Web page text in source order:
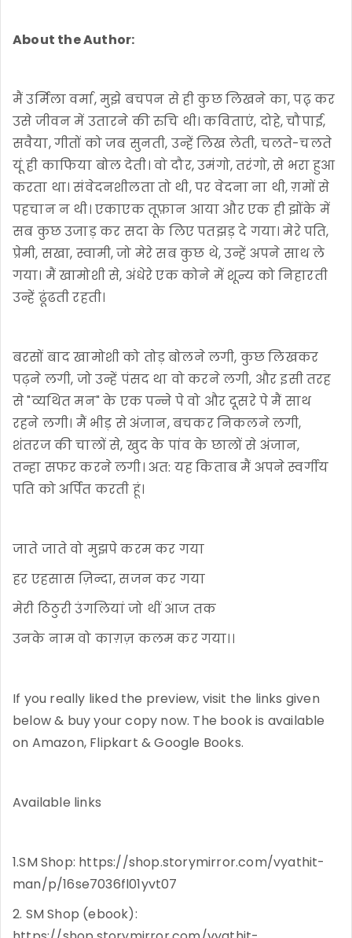
About the Author:
मैं उर्मिला वर्मा, मुझे बचपन से ही कुछ लिखने का, पढ़़ कर
उसे जीवन में उतारने की रुचि थी। कविताएं, दोहे, चौपाई,
सवैया, गीतों को जब सुनती, उन्हें लिख लेती, चलते-चलते
यूं ही काफिया बोल देती। वो दौर, उमंगो, तरंगो, से भरा हुआ
करता था। संवेदनशीलता तो थी, पर वेदना ना थी, ग़मों से
पहचान न थी। एकाएक तूफ़ान आया और एक ही झोंके में
सब कुछ उजाड़ कर सदा के लिए पतझड़ दे गया। मेरे पति,
प्रेमी, सखा, स्वामी, जो मेरे सब कुछ थे, उन्हें अपने साथ ले
गया। मैं खामोशी से, अंधेरे एक कोने में शून्य को निहारती
उन्हें ढूंढती रहती।
बरसों बाद खामोशी को तोड़ बोलने लगी, कुछ लिखकर
पढ़ने लगी, जो उन्हें पंसद था वो करने लगी, और इसी तरह
से "व्यथित मन" के एक पन्ने पे वो और दूसरे पे मैं साथ
रहने लगी। मैं भीड़ से अंजान, बचकर निकलने लगी,
शंतरज की चालों से, खुद के पांव के छालों से अंजान,
तन्हा सफर करने लगी। अत: यह किताब मैं अपने स्वर्गीय
पति को अर्पित करती हूं।
जाते जाते वो मुझपे करम कर गया
हर एहसास ज़िन्दा, सजन कर गया
मेरी ठिठुरी उंगलियां जो थीं आज तक
उनके नाम वो काग़ज़ कलम कर गया।।
If you really liked the preview, visit the links given
below & buy your copy now. The book is available
on Amazon, Flipkart & Google Books.
Available links
1.SM Shop: https://shop.storymirror.com/vyathit-
man/p/16se7036fl01yvt07
2. SM Shop (ebook):